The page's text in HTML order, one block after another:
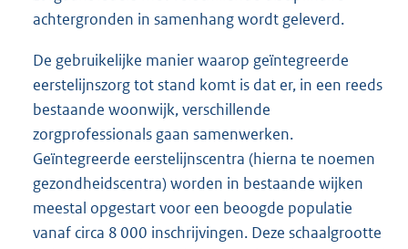
achtergronden in samenhang wordt geleverd.
De gebruikelijke manier waarop geïntegreerde
eerstelijnszorg tot stand komt is dat er, in een reeds
bestaande woonwijk, verschillende
zorgprofessionals gaan samenwerken.
Geïntegreerde eerstelijnscentra (hierna te noemen
gezondheidscentra) worden in bestaande wijken
meestal opgestart voor een beoogde populatie
vanaf circa 8 000 inschrijvingen. Deze schaalgrootte